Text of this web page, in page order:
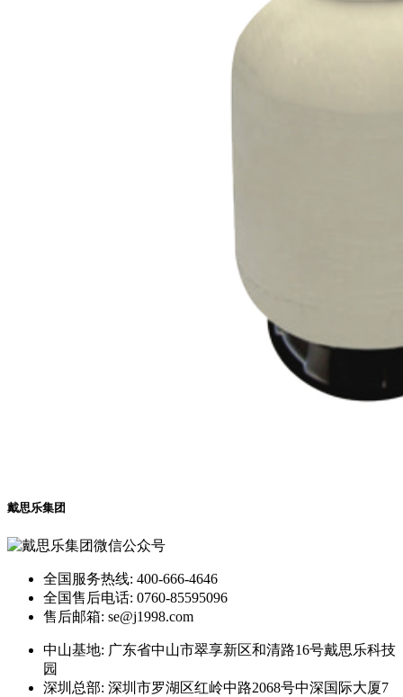
戴思乐集团
全国服务热线: 400-666-4646
全国售后电话: 0760-85595096
售后邮箱: se@j1998.com
中山基地: 广东省中山市翠享新区和清路16号戴思乐科技
园
深圳总部: 深圳市罗湖区红岭中路2068号中深国际大厦7